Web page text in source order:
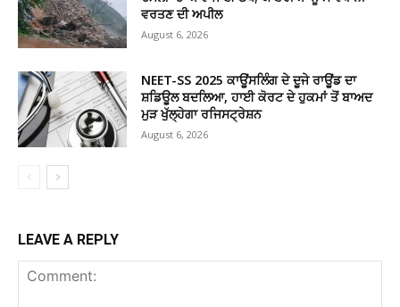
ਵਰਤਣ ਦੀ ਅਪੀਲ
August 6, 2026
NEET-SS 2025 ਕਾਊਂਸਲਿੰਗ ਦੇ ਦੂਜੇ ਰਾਊਂਡ ਦਾ
ਸ਼ਡਿਊਲ ਬਦਲਿਆ, ਹਾਈ ਕੋਰਟ ਦੇ ਹੁਕਮਾਂ ਤੋਂ ਬਾਅਦ
ਮੁੜ ਖੁੱਲ੍ਹੇਗਾ ਰਜਿਸਟ੍ਰੇਸ਼ਨ
August 6, 2026
LEAVE A REPLY